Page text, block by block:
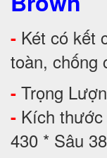
- Két có kết
toàn, chống
- Trọng
- Kích
430 * Sâu